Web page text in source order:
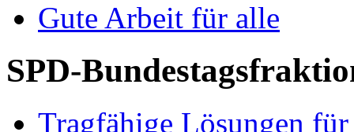
Gute Arbeit für alle
SPD-
Tragfähige Lösungen